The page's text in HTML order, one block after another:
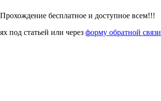
бесплатное и доступное всем!!!
под статьей или через форму обратной связи